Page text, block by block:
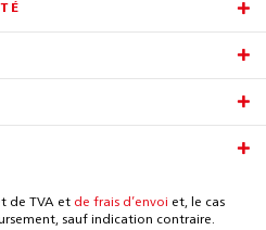
de TVA et de frais d’envoi et, le cas
sauf indication contraire.